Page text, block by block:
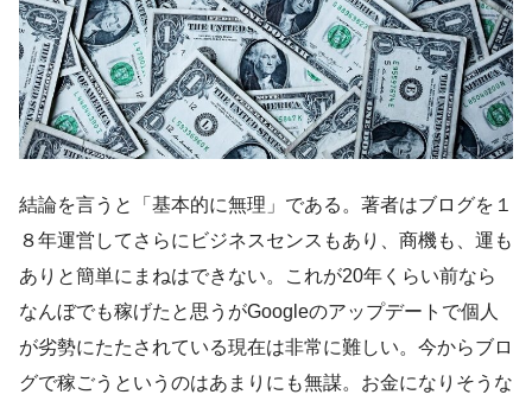
結論を言うと「基本的に無理」である。著者はブログを１
８年運営してさらにビジネスセンスもあり、商機も、運も
ありと簡単にまねはできない。これが20年くらい前なら
なんぼでも稼げたと思うがGoogleのアップデートで個人
が劣勢にたたされている現在は非常に難しい。今からブロ
グで稼ごうというのはあまりにも無謀。お金になりそうな